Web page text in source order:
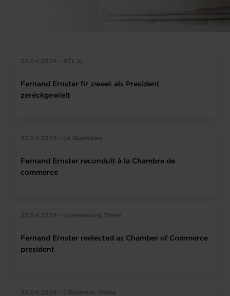
30.04.2024 - RTL.lu
Fernand Ernster fir zweet als President
zeréckgewielt
30.04.2024 - Le Quotidien
Fernand Ernster reconduit à la Chambre de
commerce
30.04.2024 - Luxembourg Times
Fernand Ernster reelected as Chamber of Commerce
president
30.04.2024 - L'Essentiel Online